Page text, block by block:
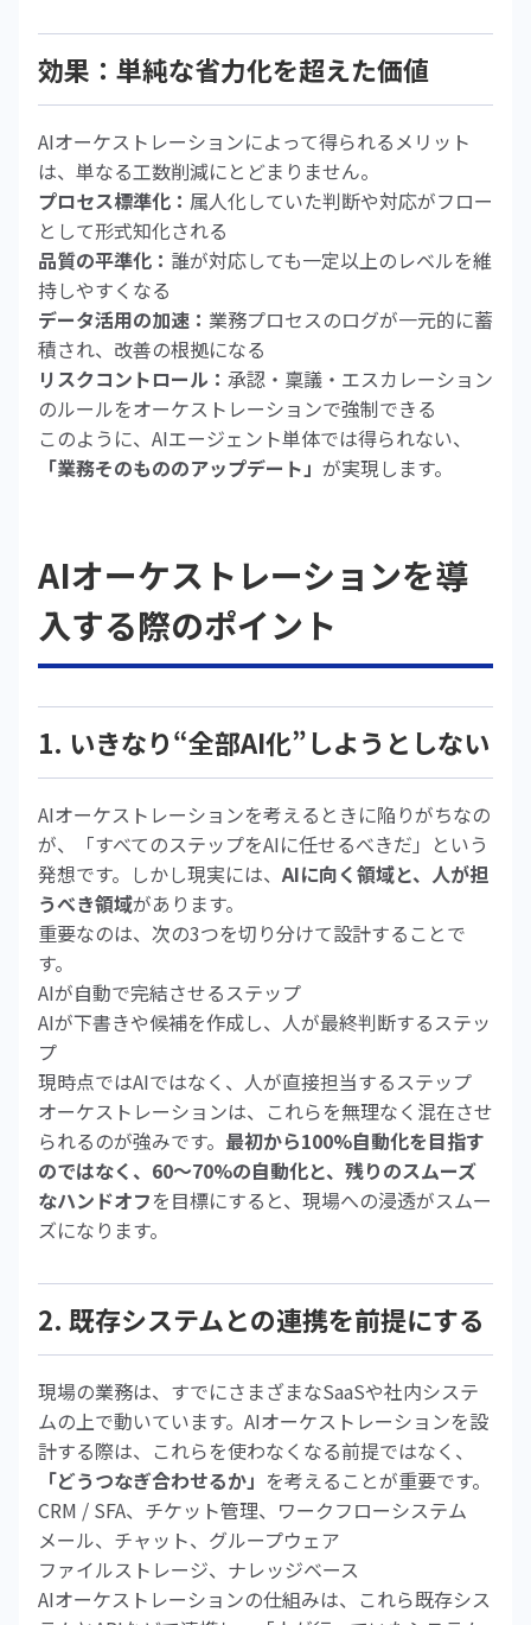
効果：単純な省力化を超えた価値
AIオーケストレーションによって得られるメリット
は、単なる工数削減にとどまりません。
プロセス標準化： 属人化していた判断や対応がフロー
として形式知化される
品質の平準化： 誰が対応しても一定以上のレベルを維
持しやすくなる
データ活用の加速： 業務プロセスのログが一元的に蓄
積され、改善の根拠になる
リスクコントロール： 承認・稟議・エスカレーション
のルールをオーケストレーションで強制できる
このように、AIエージェント単体では得られない、
「業務そのもののアップデート」 が実現します。
AIオーケストレーションを導
入する際のポイント
1. いきなり“全部AI化”しようとしない
AIオーケストレーションを考えるときに陥りがちなの
が、「すべてのステップをAIに任せるべきだ」という
発想です。しかし現実には、AIに向く領域と、人が担
うべき領域があります。
重要なのは、次の3つを切り分けて設計することで
す。
AIが自動で完結させるステップ
AIが下書きや候補を作成し、人が最終判断するステッ
プ
現時点ではAIではなく、人が直接担当するステップ
オーケストレーションは、これらを無理なく混在させ
られるのが強みです。 最初から100%自動化を目指す
のではなく、60〜70%の自動化と、残りのスムーズ
なハンドオフを目標にすると、現場への浸透がスムー
ズになります。
2. 既存システムとの連携を前提にする
現場の業務は、すでにさまざまなSaaSや社内システ
ムの上で動いています。AIオーケストレーションを設
計する際は、これらを使わなくなる前提ではなく、
「どうつなぎ合わせるか」 を考えることが重要です。
CRM / SFA、チケット管理、ワークフローシステム
メール、チャット、グループウェア
ファイルストレージ、ナレッジベース
AIオーケストレーションの仕組みは、これら既存シス